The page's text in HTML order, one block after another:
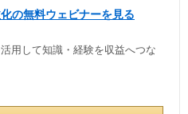
の無料ウェビナーを見る
用して知識・経験を収益へつな